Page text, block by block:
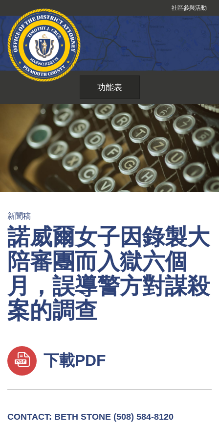
到
內
社區參與活動
功能表
新聞稿
諾威爾女子因錄製大
陪審團而入獄六個
月，誤導警方對謀殺
案的調查
下載PDF
CONTACT: BETH STONE (508) 584-8120